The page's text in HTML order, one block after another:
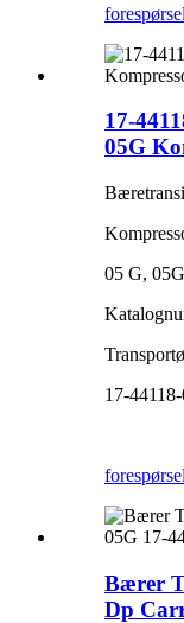
forespørsel
17-
05G
05 G,
17-
forespørsel
Bærer
Dp